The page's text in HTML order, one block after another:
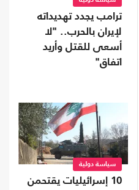
ترامب يجدد تهديداته
لإيران بالحرب.. "لا
أسعى للقتل وأريد
اتفاق"
سياسة دولية
10 إسرائيليات يقتحمن